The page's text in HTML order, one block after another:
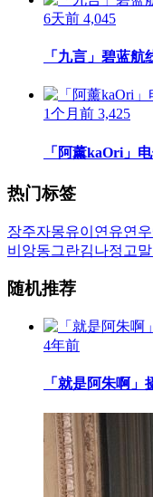
6天前 4,045
「九言」碧蓝航
1个月前 3,425
「阿薰kaOri」
热门标签
장주자몽유이 연유연우
비앙동그란김나정 고
随机推荐
4年前
「就是阿朱啊」